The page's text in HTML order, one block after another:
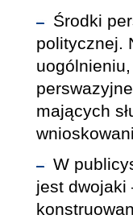
Środki
politycznej.
mających
W
jest dwojaki